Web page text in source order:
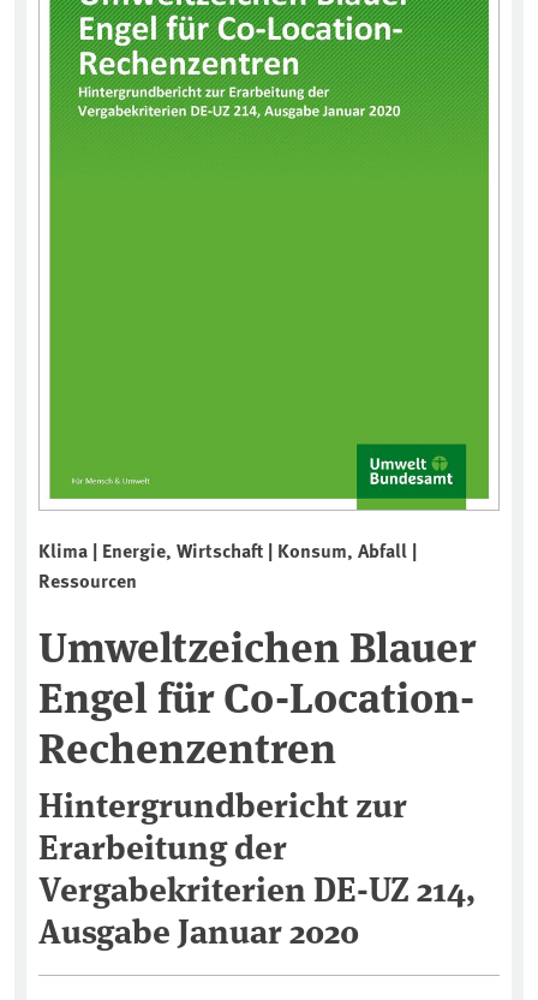
Klima | Energie, Wirtschaft | Konsum, Abfall |
Ressourcen
Umweltzeichen Blauer
Engel für Co-Location-
Rechenzentren
Hintergrundbericht zur
Erarbeitung der
Vergabekriterien DE-UZ 214,
Ausgabe Januar 2020